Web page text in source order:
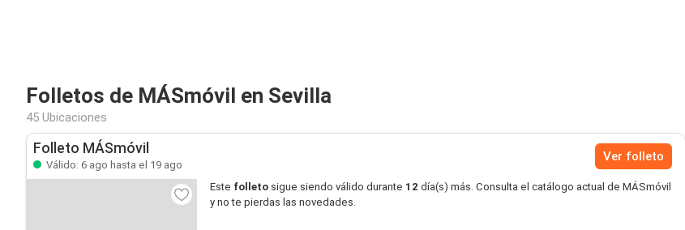
Folletos de MÁSmóvil en Sevilla
45 Ubicaciones
Folleto MÁSmóvil
Válido: 6 ago hasta el 19 ago
Ver folleto
Este folleto sigue siendo válido durante 12 día(s) más. Consulta el catálogo actual de MÁSmóvil
y no te pierdas las novedades.